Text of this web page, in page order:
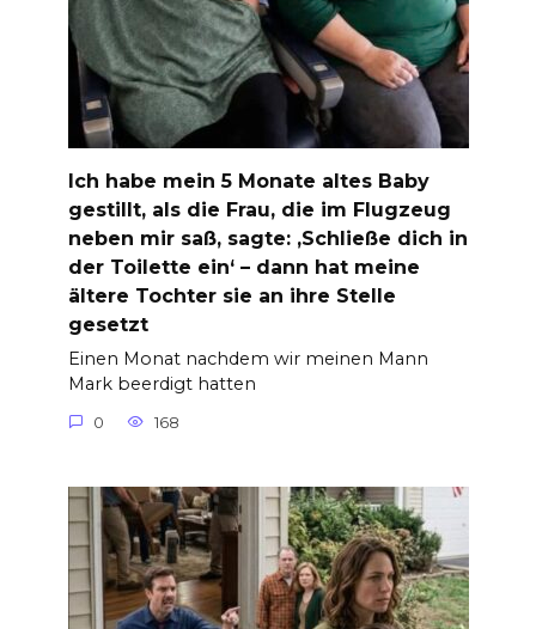
Ich habe mein 5 Monate altes Baby
gestillt, als die Frau, die im Flugzeug
neben mir saß, sagte: ‚Schließe dich in
der Toilette ein‘ – dann hat meine
ältere Tochter sie an ihre Stelle
gesetzt
Einen Monat nachdem wir meinen Mann
Mark beerdigt hatten
0 168